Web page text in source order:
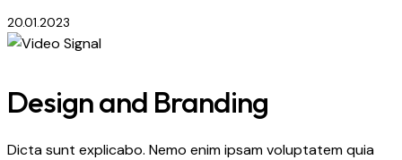
20.01.2023
Design and Branding
Dicta sunt explicabo. Nemo enim ipsam voluptatem quia